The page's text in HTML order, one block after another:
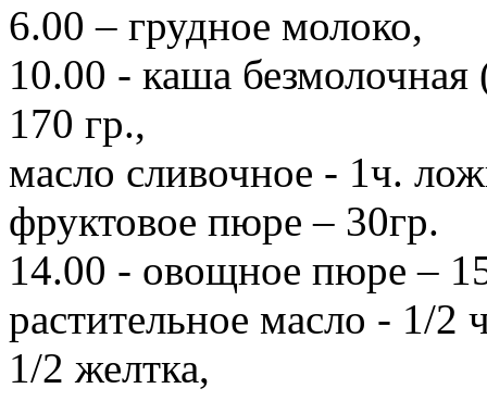
6.00 – грудное молоко,
10.00 - каша безмолочная
170 гр.,
масло сливочное - 1ч.
фруктовое пюре – 30гр.
14.00 - овощное пюре –
растительное масло - 1/2
1/2 желтка,